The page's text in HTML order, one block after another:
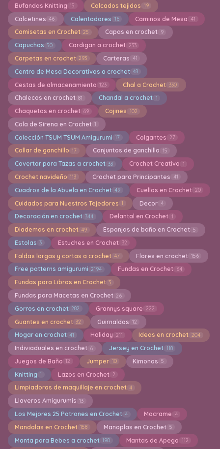
Bufandas Knitting 15 Calcados tejidos 19
Calcetines 46 Calentadores 16 Caminos de Mesa 41
Camisetas en Crochet 25 Capas en crochet 9
Capuchas 50 Cardigan a crochet 233
Carpetas en crochet 293 Carteras 41
Centro de Mesa Decorativos a crochet 48
Cestas de almacenamiento 123 Chal a Crochet 330
Chalecos en crochet 81 Chandal a crochet 1
Chaquetas en crochet 69 Cojines 102
Cola de Sirena en Crochet 1
Colección TSUM TSUM Amigurumi 17 Colgantes 27
Collar de ganchillo 17 Conjuntos de ganchillo 15
Covertor para Tazas a crochet 33 Crochet Creativo 1
Crochet navideño 113 Crochet para Principantes 41
Cuadros de la Abuela en Crochet 49 Cuellos en Crochet 20
Cuidados para Nuestros Tejedores 1 Decor 4
Decoración en crochet 344 Delantal en Crochet 1
Diademas en crochet 49 Esponjas de baño en Crochet 5
Estolas 3 Estuches en Crochet 32
Faldas largas y cortas a crochet 47 Flores en crochet 156
Free patterns amigurumi 2194 Fundas en Crochet 64
Fundas para Libros en Crochet 3
Fundas para Macetas en Crochet 26
Gorros en crochet 282 Grannys square 222
Guantes en crochet 32 Guirnaldas 12
Hogar en crochet 41 Holiday 211 Ideas en crochet 204
Indiviaduales en crochet 6 Jersey en Crochet 118
Juegos de Baño 12 Jumper 10 Kimonos 5
Knitting 1 Lazos en Crochet 2
Limpiadoras de maquillaje en crochet 4
Llaveros Amigurumis 13
Los Mejores 25 Patrones en Crochet 4 Macrame 4
Mandalas en Crochet 158 Manoplas en Crochet 5
Manta para Bebes a crochet 190 Mantas de Apego 112